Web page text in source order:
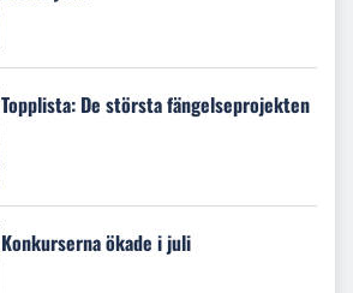
Topplista: De största fängelseprojekten
Konkurserna ökade i juli